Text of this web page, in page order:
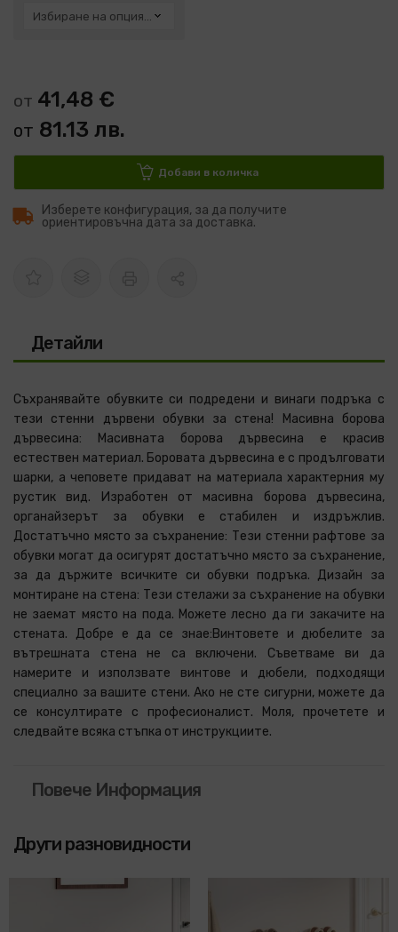
от 41,48 €
от 81.13 лв.
Добави в количка
Изберете конфигурация, за да получите
ориентировъчна дата за доставка.
Детайли
Съхранявайте обувките си подредени и винаги подръка с
тези стенни дървени обувки за стена! Масивна борова
дървесина: Масивната борова дървесина е красив
естествен материал. Боровата дървесина е с продълговати
шарки, а чеповете придават на материала характерния му
рустик вид. Изработен от масивна борова дървесина,
органайзерът за обувки е стабилен и издръжлив.
Достатъчно място за съхранение: Тези стенни рафтове за
обувки могат да осигурят достатъчно място за съхранение,
за да държите всичките си обувки подръка. Дизайн за
монтиране на стена: Тези стелажи за съхранение на обувки
не заемат място на пода. Можете лесно да ги закачите на
стената. Добре е да се знае:Винтовете и дюбелите за
вътрешната стена не са включени. Съветваме ви да
намерите и използвате винтове и дюбели, подходящи
специално за вашите стени. Ако не сте сигурни, можете да
се консултирате с професионалист. Моля, прочетете и
следвайте всяка стъпка от инструкциите.
Повече Информация
Други разновидности